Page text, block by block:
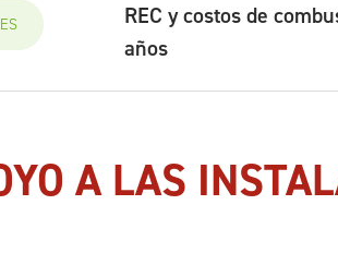
REC y costos de
años
A LAS